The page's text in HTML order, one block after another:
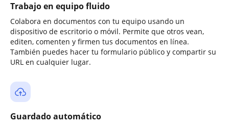
Trabajo en equipo fluido
Colabora en documentos con tu equipo usando un
dispositivo de escritorio o móvil. Permite que otros vean,
editen, comenten y firmen tus documentos en línea.
También puedes hacer tu formulario público y compartir su
URL en cualquier lugar.
Guardado automático